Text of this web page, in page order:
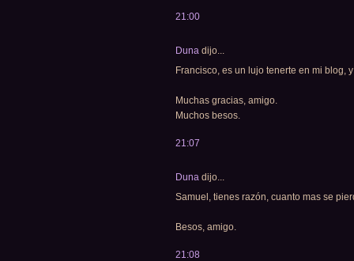
21:00
Duna dijo...
Francisco, es un lujo tenerte en mi blog,
Muchas gracias, amigo.
Muchos besos.
21:07
Duna dijo...
Samuel, tienes razón, cuanto mas se
Besos, amigo.
21:08